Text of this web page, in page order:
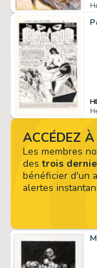
ACCÉDEZ À
Les membres
destrois
bénéficier d'un
alertes